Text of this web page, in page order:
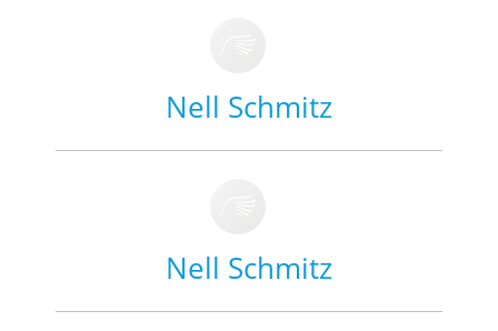
Nell Schmitz
Nell Schmitz